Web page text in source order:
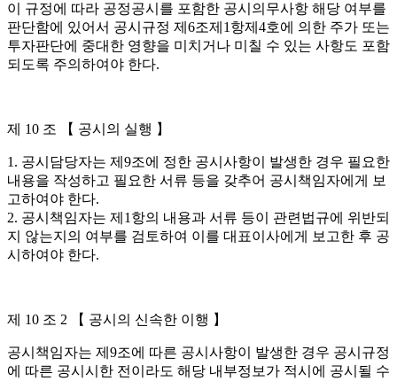
이 규정에 따라 공정공시를 포함한 공시의무사항 해당 여부를
판단함에 있어서 공시규정 제6조제1항제4호에 의한 주가 또는
투자판단에 중대한 영향을 미치거나 미칠 수 있는 사항도 포함
되도록 주의하여야 한다.
제 10 조 【 공시의 실행 】
1. 공시담당자는 제9조에 정한 공시사항이 발생한 경우 필요한
내용을 작성하고 필요한 서류 등을 갖추어 공시책임자에게 보
고하여야 한다.
2. 공시책임자는 제1항의 내용과 서류 등이 관련법규에 위반되
지 않는지의 여부를 검토하여 이를 대표이사에게 보고한 후 공
시하여야 한다.
제 10 조 2 【 공시의 신속한 이행 】
공시책임자는 제9조에 따른 공시사항이 발생한 경우 공시규정
에 따른 공시시한 전이라도 해당 내부정보가 적시에 공시될 수